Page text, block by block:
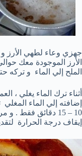
جهزي وعاء لطهي الأرز و
الملح إلي الماء و تركه
أثناء ترك الماء يغلي ،
إضافته إلي الماء
10 – 15 دقائق فقط .
إيقاف درجة الحرارة